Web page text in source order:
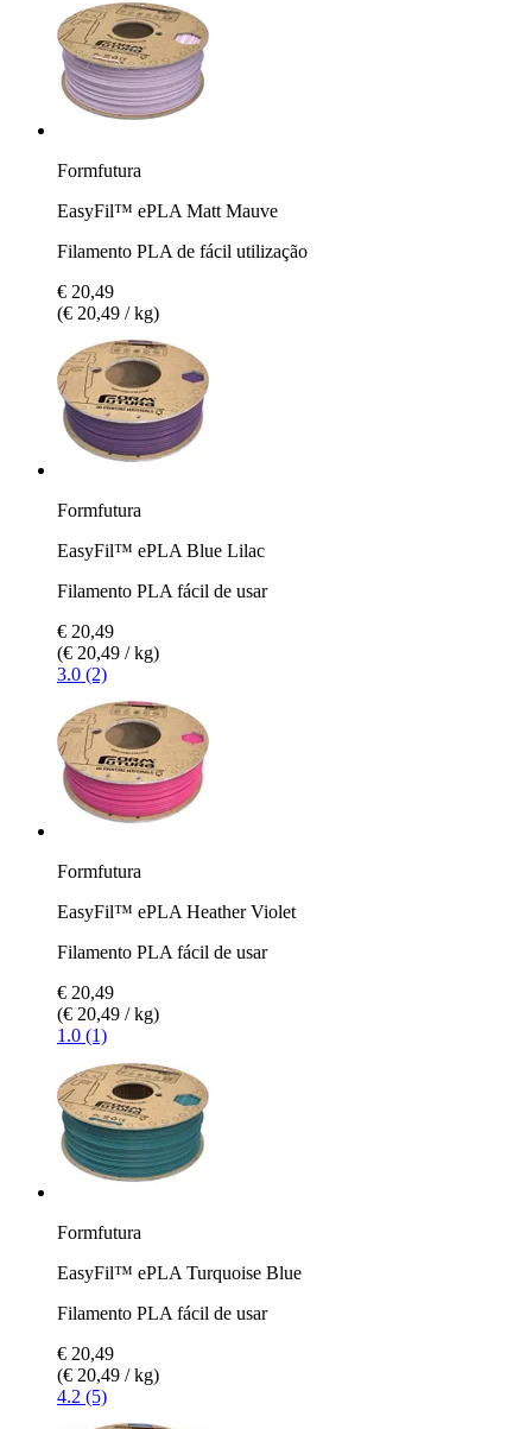
Formfutura
EasyFil™ ePLA Matt Mauve
Filamento PLA de fácil utilização
€ 20,49
(€ 20,49 / kg)
Formfutura
EasyFil™ ePLA Blue Lilac
Filamento PLA fácil de usar
€ 20,49
(€ 20,49 / kg)
3.0 (2)
Formfutura
EasyFil™ ePLA Heather Violet
Filamento PLA fácil de usar
€ 20,49
(€ 20,49 / kg)
1.0 (1)
Formfutura
EasyFil™ ePLA Turquoise Blue
Filamento PLA fácil de usar
€ 20,49
(€ 20,49 / kg)
4.2 (5)